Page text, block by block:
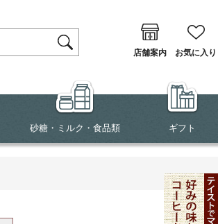
店舗案内
お気に入り
砂糖・ミルク・食品類 ギフト